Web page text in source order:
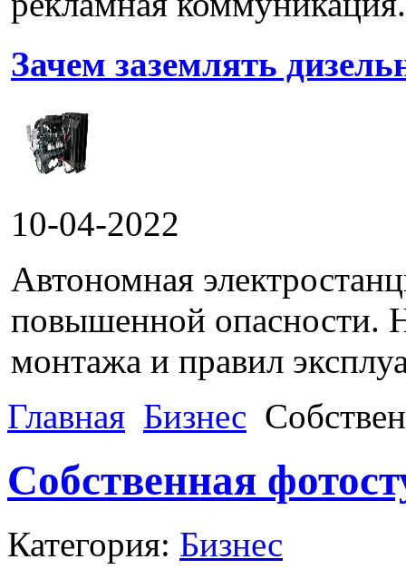
Зачем заземлять
10-04-2022
Автономная
повышенной опасности.
монтажа и правил
Главная Бизнес
Собственная
Категория: Бизнес